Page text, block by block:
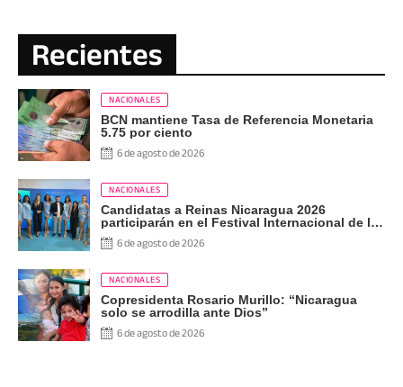
Recientes
NACIONALES
BCN mantiene Tasa de Referencia Monetaria
5.75 por ciento
6 de agosto de 2026
NACIONALES
Candidatas a Reinas Nicaragua 2026
participarán en el Festival Internacional de las
Artes, Cultura y Gastronomía
6 de agosto de 2026
NACIONALES
Copresidenta Rosario Murillo: “Nicaragua
solo se arrodilla ante Dios”
6 de agosto de 2026